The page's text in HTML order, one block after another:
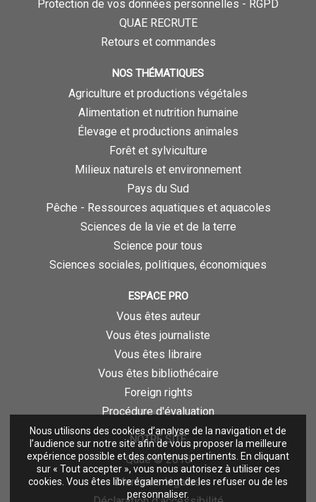
Nous utilisons des cookies d’analyse de la navigation et de
l’audience sur notre site afin de vous proposer la meilleure
expérience possible et des contenus pertinents. En cliquant
sur « Tout accepter », vous nous autorisez à utiliser ces
cookies. Vous êtes libre également de les refuser ou de les
personnaliser.
Protection de vos données personnelles - RGPD
QUAE RECRUTE
Retours et commandes
NOS THÉMATIQUES
Agriculture et productions végétales
Alimentation et nutrition humaine
Élevage et productions animales
Forêt et sylviculture
Milieux naturels et environnement
Pays du Sud
Pêche - Ressources aquatiques et aquacoles
Sciences de la vie et de la terre
Science pour tous
Sciences sociales, politiques, économiques
ESPACE PRO
Vous êtes auteur
Vous êtes journaliste
Vous êtes libraire
Vous êtes bibliothécaire
Foreign rights
Procédure d'évaluation
NOTRE SITE
Quae © 2018
Mentions légales